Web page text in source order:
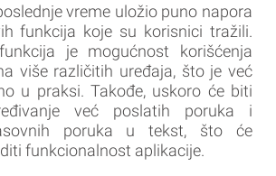
vreme uložio puno napora
funkcija koje su korisnici tražili.
je mogućnost korišćenja
više različitih uređaja, što je već
u praksi. Takođe, uskoro će biti
već poslatih poruka i
poruka u tekst, što će
funkcionalnost aplikacije.